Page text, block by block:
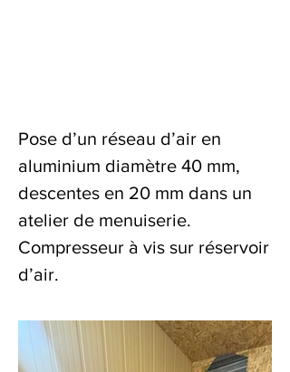
Pose d’un réseau d’air en
aluminium diamètre 40 mm,
descentes en 20 mm dans un
atelier de menuiserie.
Compresseur à vis sur réservoir
d’air.